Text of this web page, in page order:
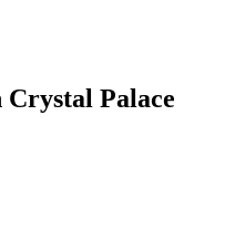
Crystal Palace